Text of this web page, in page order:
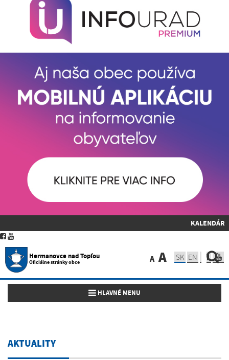
KALENDÁR
Hermanovce nad Topľou
Oficiálne stránky obce A A SK EN
Toggle navigation
HLAVNÉ MENU
AKTUALITY